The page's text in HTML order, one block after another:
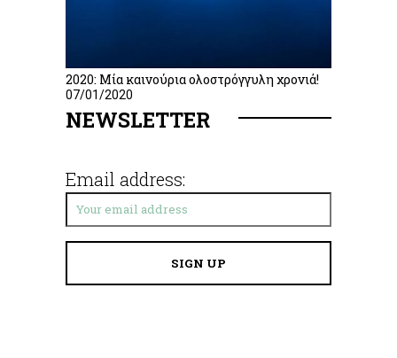
2020: Μία καινούρια ολοστρόγγυλη χρονιά!
07/01/2020
NEWSLETTER
Email address: